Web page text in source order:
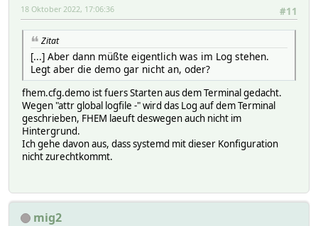
#11
18 Oktober 2022, 17:06:36
Zitat
[...] Aber dann müßte eigentlich was im Log stehen.
Legt aber die demo gar nicht an, oder?
fhem.cfg.demo ist fuers Starten aus dem Terminal gedacht.
Wegen "attr global logfile -" wird das Log auf dem Terminal
geschrieben, FHEM laeuft deswegen auch nicht im
Hintergrund.
Ich gehe davon aus, dass systemd mit dieser Konfiguration
nicht zurechtkommt.
mig2